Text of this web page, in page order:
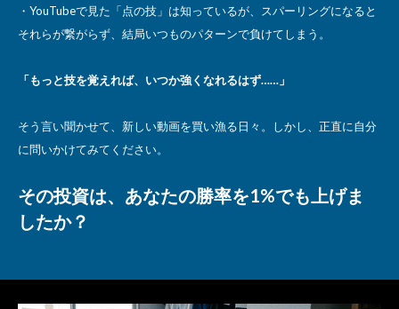
・YouTubeで見た「点の技」は知っているが、スパーリングになると
それらが繋がらず、結局いつものパターンで負けてしまう。
「もっと技を覚えれば、いつか強くなれるはず……」
そう言い聞かせて、新しい動画を買い漁る日々。しかし、正直に自分
に問いかけてみてください。
その投資は、あなたの勝率を1%でも上げま
したか？